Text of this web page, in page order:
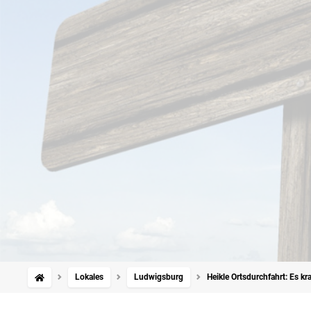
Lokales Ludwigsburg Heikle Ortsdurchfahrt: Es